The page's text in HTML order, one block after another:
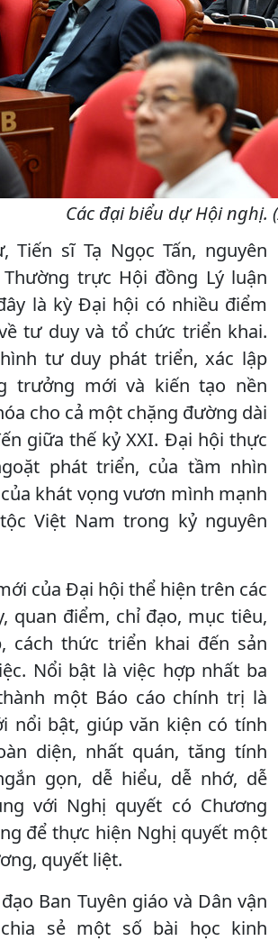
Các đại biểu dự Hội nghị.
Tiến sĩ Tạ Ngọc Tấn, nguyên
trực Hội đồng Lý luận
là kỳ Đại hội có nhiều điểm
tư duy và tổ chức triển khai.
tư duy phát triển, xác lập
trưởng mới và kiến tạo nền
cho cả một chặng đường dài
giữa thế kỷ XXI. Đại hội thực
phát triển, của tầm nhìn
khát vọng vươn mình mạnh
Việt Nam trong kỷ nguyên
của Đại hội thể hiện trên các
quan điểm, chỉ đạo, mục tiêu,
cách thức triển khai đến sản
Nổi bật là việc hợp nhất ba
một Báo cáo chính trị là
nổi bật, giúp văn kiện có tính
diện, nhất quán, tăng tính
gọn, dễ hiểu, dễ nhớ, dễ
với Nghị quyết có Chương
để thực hiện Nghị quyết một
quyết liệt.
Ban Tuyên giáo và Dân vận
sẻ một số bài học kinh